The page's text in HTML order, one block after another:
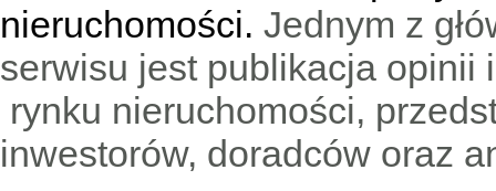
nieruchomości. Jednym z
serwisu jest publikacja
rynku nieruchomości,
inwestorów, doradców oraz